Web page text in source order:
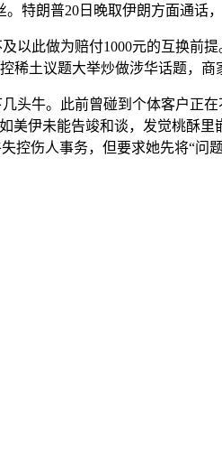
特朗普20日晚取伊朗方面通话
此做为赔付1000元的互换前
土议题大举炒做涉华话题，商
牛。此前曾碰到个体客户正
伊未能告竣和谈，发觉桃酥
控伤人事务，但要求她先将“问题